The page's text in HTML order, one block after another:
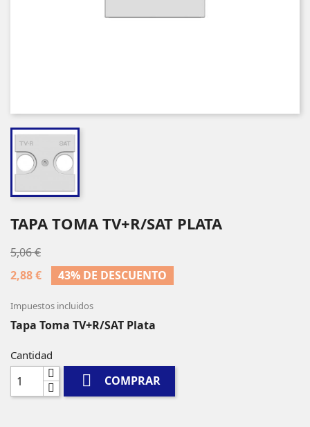
TAPA TOMA TV+R/SAT PLATA
5,06 €
2,88 €
43% DE DESCUENTO
Impuestos incluidos
Tapa Toma TV+R/SAT Plata
Cantidad
 COMPRAR